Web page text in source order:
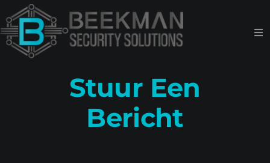
Skip
to
content
Stuur Een
Bericht